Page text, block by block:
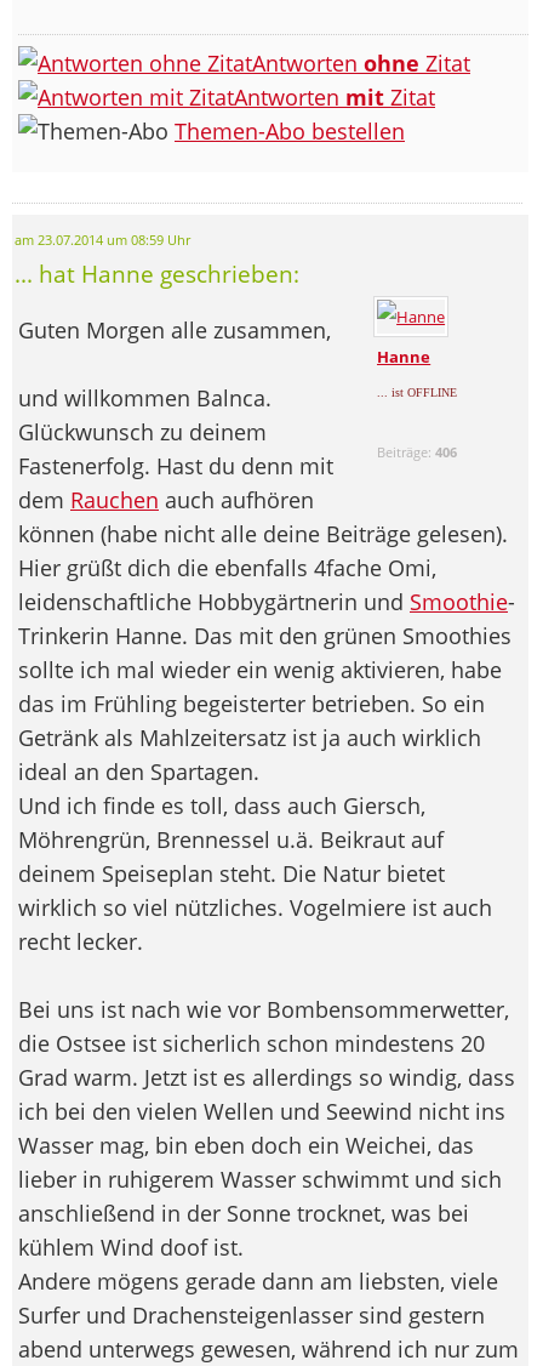
Antworten ohne Zitat
Antworten mit Zitat
Themen-Abo bestellen
am 23.07.2014 um 08:59 Uhr
... hat Hanne geschrieben:
Hanne
... ist OFFLINE
Beiträge:406
Guten Morgen alle zusammen,
und willkommen Balnca.
Glückwunsch zu deinem
Fastenerfolg. Hast du denn mit
dem Rauchen auch aufhören
können (habe nicht alle deine Beiträge gelesen).
Hier grüßt dich die ebenfalls 4fache Omi,
leidenschaftliche Hobbygärtnerin und Smoothie-
Trinkerin Hanne. Das mit den grünen Smoothies
sollte ich mal wieder ein wenig aktivieren, habe
das im Frühling begeisterter betrieben. So ein
Getränk als Mahlzeitersatz ist ja auch wirklich
ideal an den Spartagen.
Und ich finde es toll, dass auch Giersch,
Möhrengrün, Brennessel u.ä. Beikraut auf
deinem Speiseplan steht. Die Natur bietet
wirklich so viel nützliches. Vogelmiere ist auch
recht lecker.
Bei uns ist nach wie vor Bombensommerwetter,
die Ostsee ist sicherlich schon mindestens 20
Grad warm. Jetzt ist es allerdings so windig, dass
ich bei den vielen Wellen und Seewind nicht ins
Wasser mag, bin eben doch ein Weichei, das
lieber in ruhigerem Wasser schwimmt und sich
anschließend in der Sonne trocknet, was bei
kühlem Wind doof ist.
Andere mögens gerade dann am liebsten, viele
Surfer und Drachensteigenlasser sind gestern
abend unterwegs gewesen, während ich nur zum